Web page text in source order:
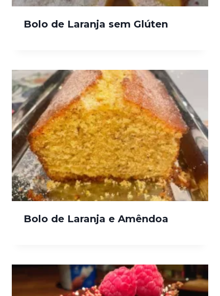
Bolo de Laranja sem Glúten
Bolo de Laranja e Amêndoa